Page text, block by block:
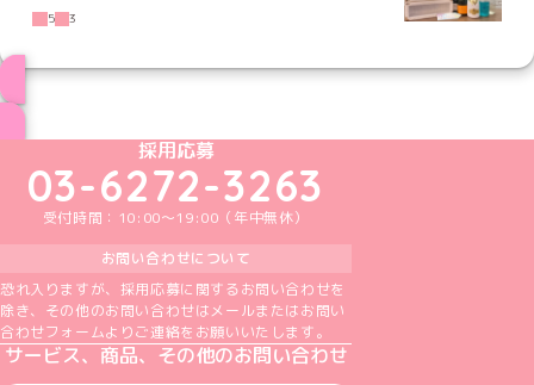
5
3
めいどりーみんTikTok公式アカウント
めいどりーみんX公式アカウント
めいどりーみんInstagram公式アカウント
めいどりーみんFacebook公式アカウン
めいどりーみんYouTube公式アカ
採用応募
03-6272-3263
受付時間：10:00～19:00（年中無休）
お問い合わせについて
恐れ入りますが、採用応募に関するお問い合わせを
除き、その他のお問い合わせはメールまたはお問い
合わせフォームよりご連絡をお願いいたします。
サービス、商品、その他のお問い合わせ